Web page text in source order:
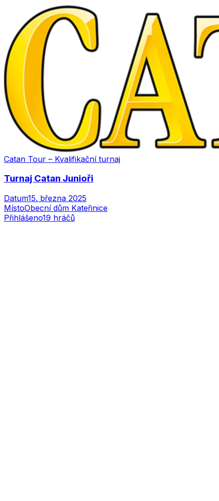
Catan Tour – Kvalifikační turnaj
Turnaj Catan Junioři
Datum15. března 2025
MístoObecní dům Kateřinice
Přihlášeno19 hráčů